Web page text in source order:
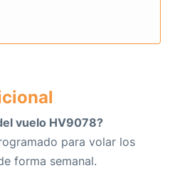
vuelo HV9078?
para volar los
forma semanal.